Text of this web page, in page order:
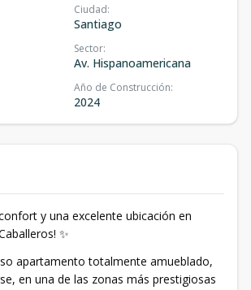
Ciudad:
Santiago
Sector:
Av. Hispanoamericana
Año de Construcción:
2024
confort y una excelente ubicación en
✨
apartamento totalmente amueblado,
en una de las zonas más prestigiosas